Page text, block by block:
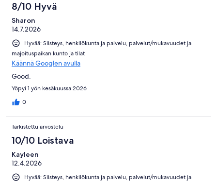
8/10 Hyvä
Sharon
14.7.2026
Hyvää: Siisteys, henkilökunta ja palvelu, palvelut/mukavuudet ja
majoituspaikan kunto ja tilat
Käännä Googlen avulla
Good.
Yöpyi 1 yön kesäkuussa 2026
0
Tarkistettu arvostelu
10/10 Loistava
Kayleen
12.4.2026
Hyvää: Siisteys, henkilökunta ja palvelu, palvelut/mukavuudet ja